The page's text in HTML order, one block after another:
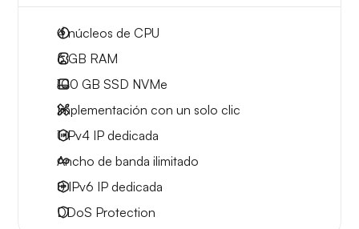
4núcleos de CPU
6 GB RAM
100 GB SSD NVMe
Implementación con un solo clic
1 IPv4 IP dedicada
Ancho de banda ilimitado
8 IPv6 IP dedicada
DDoS Protection